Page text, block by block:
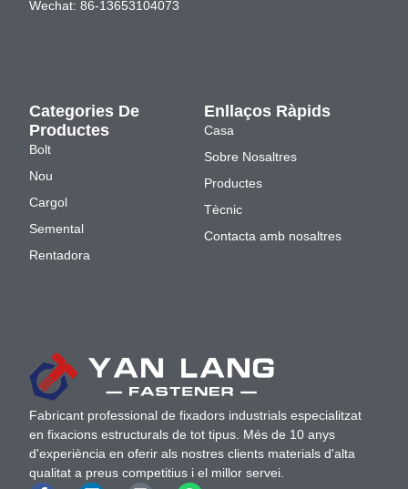
Fabricant professional de fixadors industrials especialitzat
en fixacions estructurals de tot tipus. Més de 10 anys
d'experiència en oferir als nostres clients materials d'alta
qualitat a preus competitius i el millor servei.
Categories De
Productes
Bolt
Nou
Cargol
Semental
Rentadora
Enllaços Ràpids
Casa
Sobre Nosaltres
Productes
Tècnic
Contacta amb nosaltres
Wechat: 86-13653104073